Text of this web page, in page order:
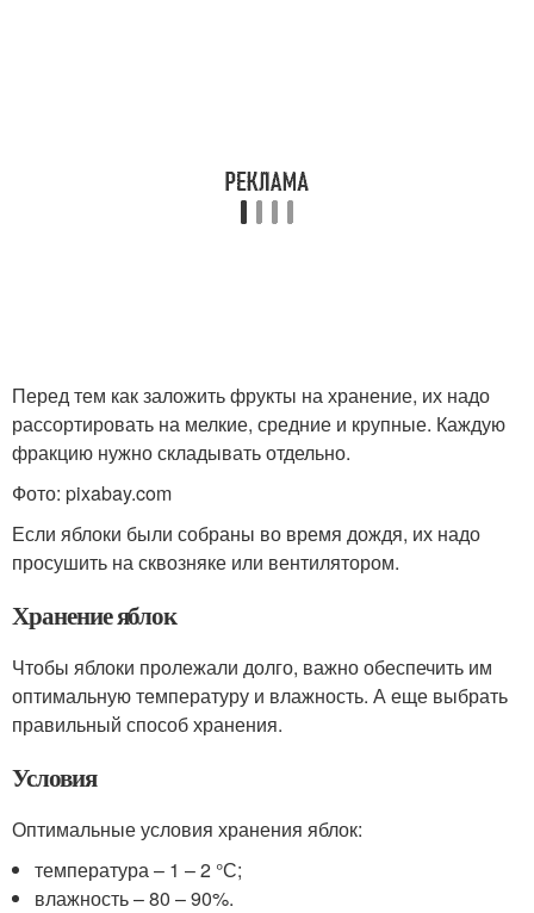
Перед тем как заложить фрукты на хранение, их надо
рассортировать на мелкие, средние и крупные. Каждую
фракцию нужно складывать отдельно.
Фото: pixabay.com
Если яблоки были собраны во время дождя, их надо
просушить на сквозняке или вентилятором.
Хранение яблок
Чтобы яблоки пролежали долго, важно обеспечить им
оптимальную температуру и влажность. А еще выбрать
правильный способ хранения.
Условия
Оптимальные условия хранения яблок:
температура – 1 – 2 °С;
влажность – 80 – 90%.